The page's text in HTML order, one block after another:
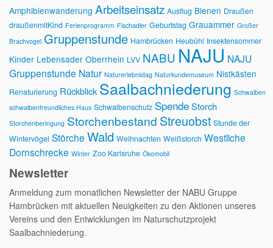
Amphibienwanderung Arbeitseinsatz Ausflug Bienen Draußen
draußenmitKind Ferienprogramm Fischadler Geburtstag Grauammer Großer
Brachvogel Gruppenstunde Hambrücken Heubühl Insektensommer
Kinder Lebensader Oberrhein LVV NABU NAJU NAJU
Gruppenstunde Natur Naturerlebnistag Naturkundemuseum Nistkästen
Renaturierung Rückblick Saalbachniederung Schwalben
schwalbenfreundliches Haus Schwalbenschutz SpendeStorch
Storchenberingung Storchenbestand Streuobst Stunde der
Wintervögel Störche Wald Weihnachten Weißstorch Westliche
Dornschrecke Winter Zoo Karlsruhe Ökomobil
Newsletter
Anmeldung zum monatlichen Newsletter der NABU Gruppe
Hambrücken mit aktuellen Neuigkeiten zu den Aktionen unseres
Vereins und den Entwicklungen im Naturschutzprojekt
Saalbachniederung.